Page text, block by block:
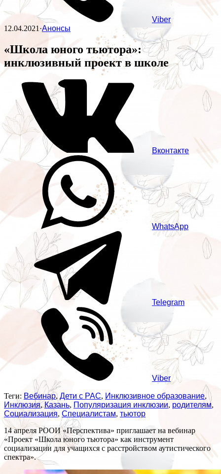
Viber
12.04.2021·Анонсы
«Школа юного тьютора»:
инклюзивный проект в школе
Вконтакте
WhatsApp
Telegram
Viber
Теги: Вебинар, Дети с РАС, Инклюзивное образование,
Инклюзия,Казань, Популяризация инклюзии, родителям,
Социализация, Специалистам, тьютор
14 апреля РООИ «Перспектива» приглашает на вебинар
«Проект «Школа юного тьютора» как инструмент
социализации для учащихся с расстройством аутистического
спектра».